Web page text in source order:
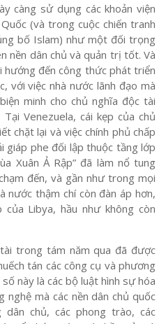
càng sử dụng các khoản viện
(và trong cuộc chiến tranh
bố Islam) như một đối trọng
nền dân chủ và quản trị tốt. Và
hướng đến công thức phát triển
với việc nhà nước lãnh đạo mà
minh cho chủ nghĩa độc tài
Venezuela, cái kẹp của chủ
chặt lại và việc chính phủ chấp
giáp phe đối lập thuộc tầng lớp
Xuân Ả Rập” đã làm nổ tung
đến, và gần như trong mọi
nước thậm chí còn đàn áp hơn,
Libya, hầu như không còn
trong tám năm qua đã được
tán các công cụ và phương
này là các bộ luật hình sự hóa
nghệ mà các nền dân chủ quốc
chủ, các phong trào, các